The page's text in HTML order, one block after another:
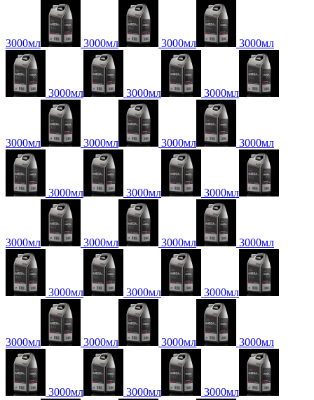
3000мл 3000мл 3000мл 3000мл
3000мл 3000мл 3000мл
3000мл 3000мл 3000мл 3000мл
3000мл 3000мл 3000мл
3000мл 3000мл 3000мл 3000мл
3000мл 3000мл 3000мл
3000мл 3000мл 3000мл 3000мл
3000мл 3000мл 3000мл